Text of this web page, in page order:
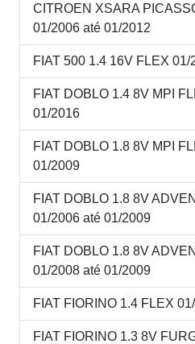
CITROEN XSARA
01/2006 até 01/2012
FIAT 500 1.4 16V FLEX 01/
FIAT DOBLO 1.4 8V MPI
01/2016
FIAT DOBLO 1.8 8V MPI
01/2009
FIAT DOBLO 1.8 8V
01/2006 até 01/2009
FIAT DOBLO 1.8 8V
01/2008 até 01/2009
FIAT FIORINO 1.4 FLEX
FIAT FIORINO 1.3 8V